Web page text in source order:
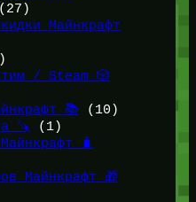
Майнкрафт
/ Steam 🎲
📚(10)
🪚 (1)
🧳
Майнкрафт 🎁